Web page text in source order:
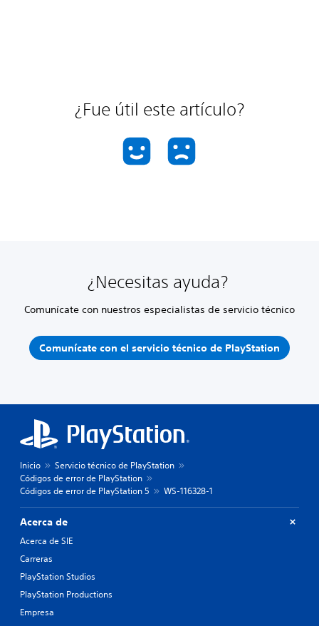
¿Fue útil este artículo?
¿Necesitas ayuda?
Comunícate con nuestros especialistas de servicio técnico
Comunícate con el servicio técnico de PlayStation
Inicio
Servicio técnico de PlayStation
Códigos de error de PlayStation
Códigos de error de PlayStation 5
WS-116328-1
Acerca de
Acerca de SIE
Carreras
PlayStation Studios
PlayStation Productions
Empresa